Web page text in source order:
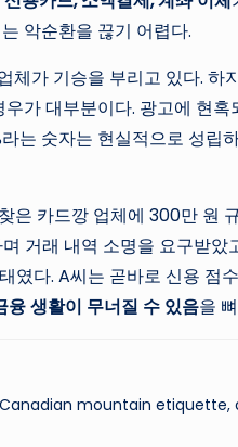
악순환을 끊기 어렵다.
체가 기승을 부리고 있다. 하
가 대부분이다. 광고에 현혹
는 숫자는 현실적으로 성립
은 카드깡 업체에 300만 원
거래 내역 소명을 요구받
다. A씨는 곧바로 신용 점
융 생활이 무너질 수 있음을
mountain